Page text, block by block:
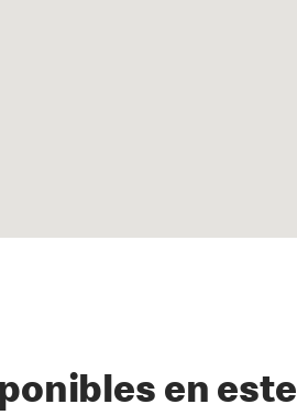
en este